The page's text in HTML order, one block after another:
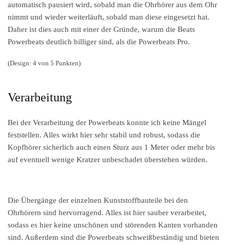
automatisch pausiert wird, sobald man die Ohrhörer aus dem Ohr
nimmt und wieder weiterläuft, sobald man diese eingesetzt hat.
Daher ist dies auch mit einer der Gründe, warum die Beats
Powerbeats deutlich billiger sind, als die Powerbeats Pro.
(Design: 4 von 5 Punkten)
Verarbeitung
Bei der Verarbeitung der Powerbeats konnte ich keine Mängel
feststellen. Alles wirkt hier sehr stabil und robust, sodass die
Kopfhörer sicherlich auch einen Sturz aus 1 Meter oder mehr bis
auf eventuell wenige Kratzer unbeschadet überstehen würden.
Die Übergänge der einzelnen Kunststoffbauteile bei den
Ohrhörern sind hervorragend. Alles ist hier sauber verarbeitet,
sodass es hier keine unschönen und störenden Kanten vorhanden
sind. Außerdem sind die Powerbeats schweißbeständig und bieten